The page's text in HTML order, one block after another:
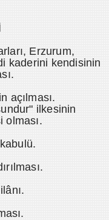
Erzurum,
kaderini kendisinin
açılması.
ilkesinin
olması.